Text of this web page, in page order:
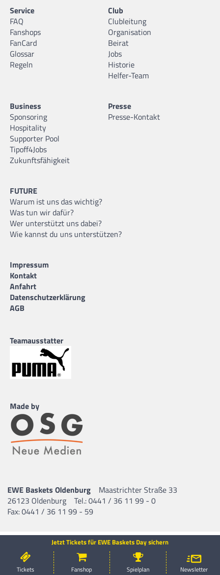
Tickets Fanshop Spielplan Newsletter
Jetzt Tickets für EWE Baskets Day sichern
Service
FAQ
Fanshops
FanCard
Glossar
Regeln
Club
Clubleitung
Organisation
Beirat
Jobs
Historie
Helfer-Team
Business
Sponsoring
Hospitality
Supporter Pool
Tipoff4Jobs
Zukunftsfähigkeit
Presse
Presse-Kontakt
FUTURE
Warum ist uns das wichtig?
Was tun wir dafür?
Wer unterstützt uns dabei?
Wie kannst du uns unterstützen?
Impressum
Kontakt
Anfahrt
Datenschutzerklärung
AGB
Teamausstatter
Made by
EWE Baskets Oldenburg
Maastrichter Straße 33
26123 Oldenburg
Tel.: 0441 / 36 11 99 - 0
Fax: 0441 / 36 11 99 - 59